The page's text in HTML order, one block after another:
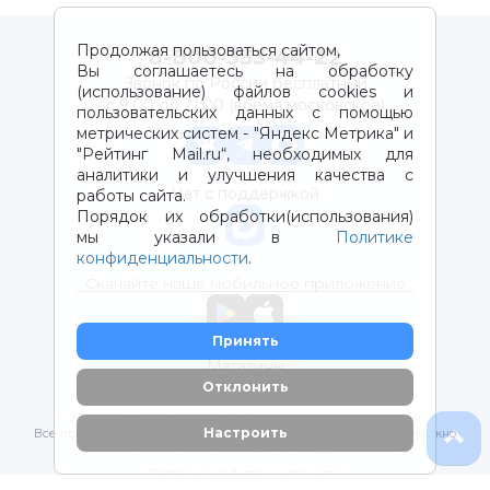
Продолжая пользоваться сайтом,
Вы соглашаетесь на обработку
(использование) файлов cookies и
пользовательских данных с помощью
метрических систем - "Яндекс Метрика" и
"Рейтинг Mail.ru“, необходимых для
аналитики и улучшения качества с
работы сайта.
Порядок их обработки(использования)
мы указали в
Политике
конфиденциальности.
Принять
Отклонить
Настроить
8-800-333-44-22
Звонок по России бесплатный
с 9:00 до 21:00 (время московское)
Чат с поддержкой
Магазины
2012-2026 © ООО "ВОТОНЯ". Детские товары с доставкой
Все права защищены. Любое использование материалов возможно
только с письменного разрешения владельцев сайта.
Политика конфиденциальности